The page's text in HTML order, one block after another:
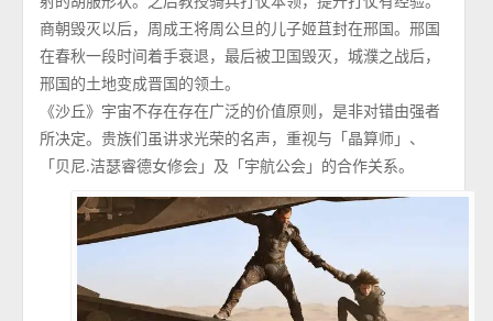
商朝毁灭以后，周成王将周公旦的儿子姬苴封在邢国。邢国
在春秋一段时间着手衰退，最后被卫国毁灭，城濮之战后，
邢国的土地变成晋国的领土。
《沙丘》宇宙不存在存在广泛的价值原则，是非对错由强者
所决定。贵族们虽讲求光荣的名声，重视与「晶算师」、
「贝尼.洁瑟睿德女修会」及「宇航公会」的合作关系。